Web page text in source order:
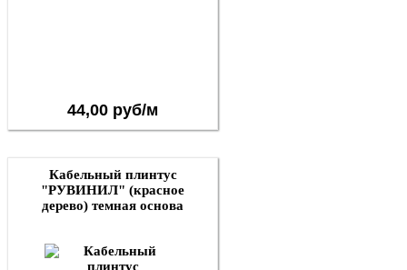
44,00 руб/м
Кабельный плинтус
"РУВИНИЛ" (красное
дерево) темная основа